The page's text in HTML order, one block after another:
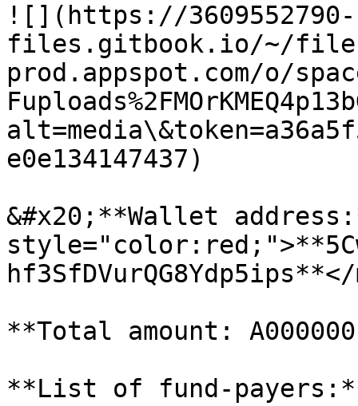
![](https://3609552790-
files.gitbook.io/~/
prod.appspot.com/o/
e0e134147437)
&#x20;**Wallet
**Total amount:
**List of fund-